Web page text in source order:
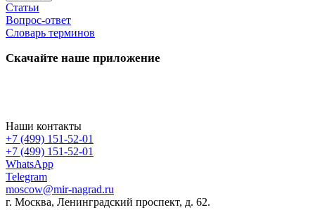
Статьи
Вопрос-ответ
Словарь терминов
Скачайте наше приложение
Наши контакты
+7 (499) 151-52-01
+7 (499) 151-52-01
WhatsApp
Telegram
moscow@mir-nagrad.ru
г. Москва, Ленинградский проспект, д. 62.